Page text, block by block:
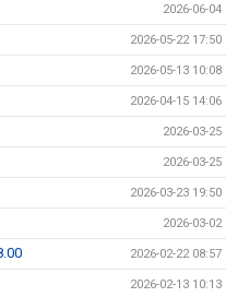
2026-06-04
2026-05-22 17:50
2026-05-13 10:08
2026-04-15 14:06
2026-03-25
2026-03-25
2026-03-23 19:50
2026-03-02
2026-02-22 08:57
2026-02-13 10:13